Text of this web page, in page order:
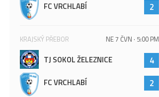
FC VRCHLABÍ 2
KRAJSKÝ PŘEBOR NE 7 ČVN · 5:00 PM
TJ SOKOL ŽELEZNICE 4
FC VRCHLABÍ 2